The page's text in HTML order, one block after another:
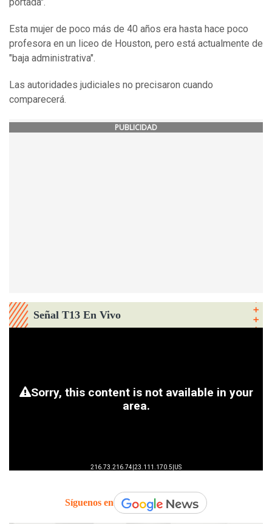
portada".
Esta mujer de poco más de 40 años era hasta hace poco
profesora en un liceo de Houston, pero está actualmente de
"baja administrativa".
Las autoridades judiciales no precisaron cuando
comparecerá.
PUBLICIDAD
Señal T13 En Vivo
Síguenos en